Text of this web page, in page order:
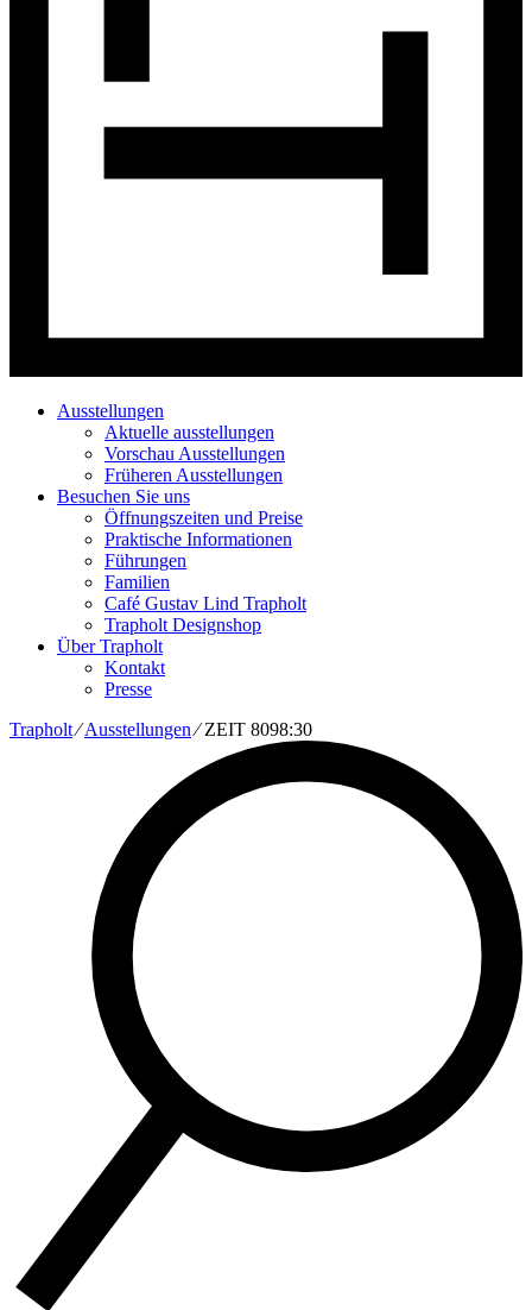
Ausstellungen
Aktuelle ausstellungen
Vorschau Ausstellungen
Früheren Ausstellungen
Besuchen Sie uns
Öffnungszeiten und Preise
Praktische Informationen
Führungen
Familien
Café Gustav Lind Trapholt
Trapholt Designshop
Über Trapholt
Kontakt
Presse
Trapholt∕Ausstellungen∕ZEIT 8098:30